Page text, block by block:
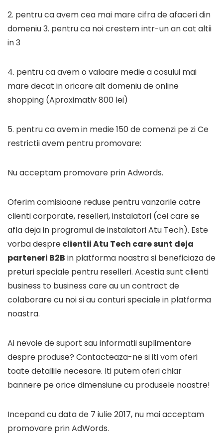
2. pentru ca avem cea mai mare cifra de afaceri din
domeniu 3. pentru ca noi crestem intr-un an cat altii
in 3
4. pentru ca avem o valoare medie a cosului mai
mare decat in oricare alt domeniu de online
shopping (Aproximativ 800 lei)
5. pentru ca avem in medie 150 de comenzi pe zi Ce
restrictii avem pentru promovare:
Nu acceptam promovare prin Adwords.
Oferim comisioane reduse pentru vanzarile catre
clienti corporate, reselleri, instalatori (cei care se
afla deja in programul de instalatori Atu Tech). Este
vorba despreclientii Atu Tech care sunt deja
parteneri B2B in platforma noastra si beneficiaza de
preturi speciale pentru reselleri. Acestia sunt clienti
business to business care au un contract de
colaborare cu noi si au conturi speciale in platforma
noastra.
Ai nevoie de suport sau informatii suplimentare
despre produse? Contacteaza-ne si iti vom oferi
toate detaliile necesare. Iti putem oferi chiar
bannere pe orice dimensiune cu produsele noastre!
Incepand cu data de 7 iulie 2017, nu mai acceptam
promovare prin AdWords.